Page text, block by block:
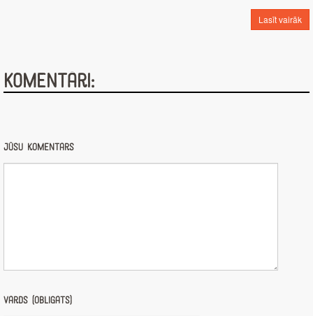
Lasīt vairāk
Komentāri:
Jūsu komentārs
Vārds (obligāts)